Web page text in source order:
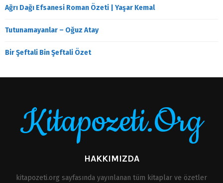
Ağrı Dağı Efsanesi Roman Özeti | Yaşar Kemal
Tutunamayanlar – Oğuz Atay
Bir Şeftali Bin Şeftali Özet
Kitapozeti.Org
HAKKIMIZDA
kitapozeti.org sayfasında yayınlanan tüm kitaplar ve özetler